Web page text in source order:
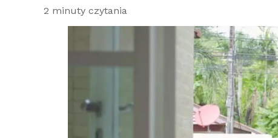
2 minuty czytania